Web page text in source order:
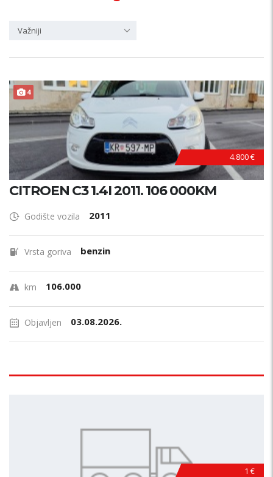
Važniji
4
4.800 €
CITROEN C3 1.4I 2011. 106 000KM
Godište vozila 2011
Vrsta goriva benzin
km 106.000
Objavljen 03.08.2026.
1 €